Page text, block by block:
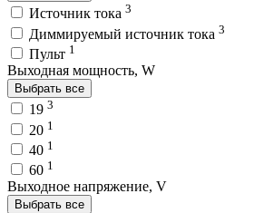
Источник тока 3
Диммируемый источник тока 3
Пульт 1
Выходная мощность, W
Выбрать все
19 3
20 1
40 1
60 1
Выходное напряжение, V
Выбрать все